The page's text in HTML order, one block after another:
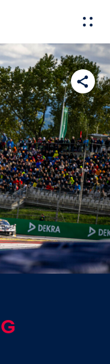
Seiten
Alle anzeigen
Alle anzeigen